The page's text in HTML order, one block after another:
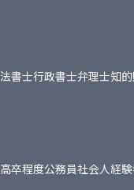
書士行政書士弁理士知
高卒程度公務員社会人経